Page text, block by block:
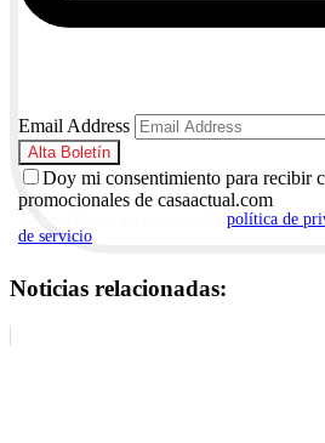
Email Address
Doy mi consentimiento para recibir
promocionales de casaactual.com
política de
de servicio
Noticias relacionadas: